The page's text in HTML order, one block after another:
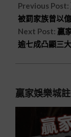
Previous Post:
被罰家族曾以
Next Post: 贏
逾七成凸顯三
贏家娛樂城